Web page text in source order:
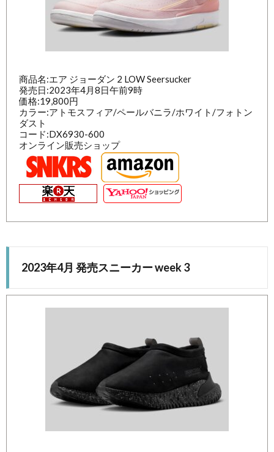
商品名:エア ジョーダン 2 LOW Seersucker
発売日:2023年4月8日午前9時
価格:19,800円
カラー:アトモスフィア/ペールバニラ/ホワイト/フォトン
ダスト
コード:DX6930-600
オンライン販売ショップ
2023年4月 発売スニーカー week 3